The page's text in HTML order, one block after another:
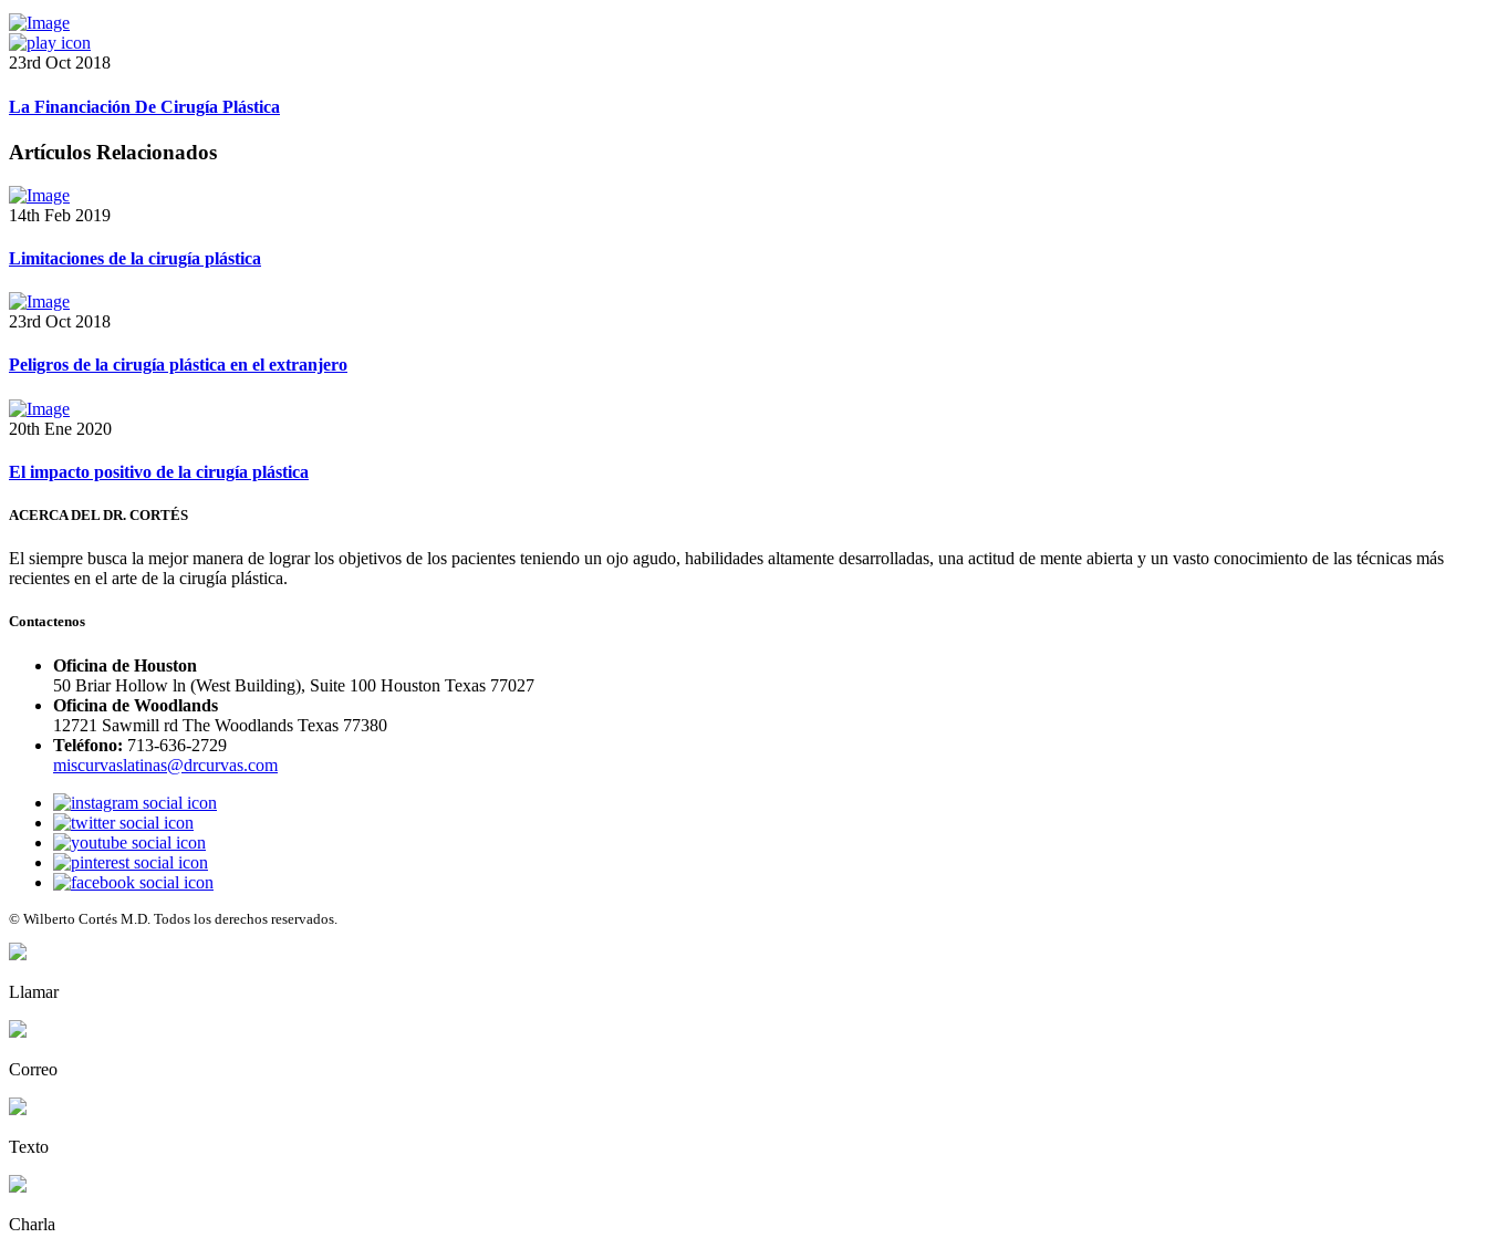
23rd Oct 2018
La Financiación De Cirugía Plástica
Artículos Relacionados
14th Feb 2019
Limitaciones de la cirugía plástica
23rd Oct 2018
Peligros de la cirugía plástica en el extranjero
20th Ene 2020
El impacto positivo de la cirugía plástica
ACERCA DEL DR. CORTÉS
El siempre busca la mejor manera de lograr los objetivos de los pacientes teniendo un ojo agudo, habilidades altamente desarrolladas, una actitud de mente abierta y un vasto conocimiento de las técnicas más
recientes en el arte de la cirugía plástica.
Contactenos
Oficina de Houston
50 Briar Hollow ln (West Building), Suite 100 Houston Texas 77027
Oficina de Woodlands
12721 Sawmill rd The Woodlands Texas 77380
Teléfono: 713-636-2729
miscurvaslatinas@drcurvas.com
© Wilberto Cortés M.D. Todos los derechos reservados.
Llamar
Correo
Texto
Charla